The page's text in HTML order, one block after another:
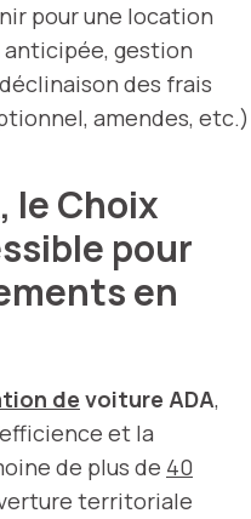
pour une location
gestion
des frais
amendes, etc.)
le Choix
pour
en
de voiture ADA,
et la
de plus de 40
territoriale